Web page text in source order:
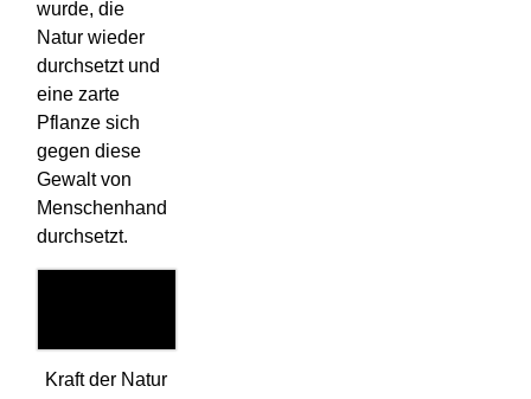
wurde, die
Natur wieder
durchsetzt und
eine zarte
Pflanze sich
gegen diese
Gewalt von
Menschenhand
durchsetzt.
Kraft der Natur